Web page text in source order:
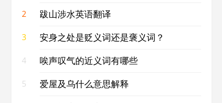
2 跋山涉水英语翻译
3 安身之处是贬义词还是褒义词？
4 唉声叹气的近义词有哪些
5 爱屋及乌什么意思解释